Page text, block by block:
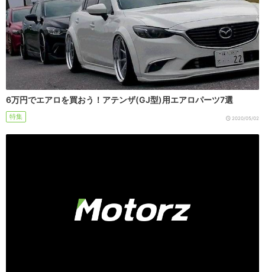
6万円でエアロを買おう！アテンザ(GJ型)用エアロパーツ7選
特集 2020/05/02